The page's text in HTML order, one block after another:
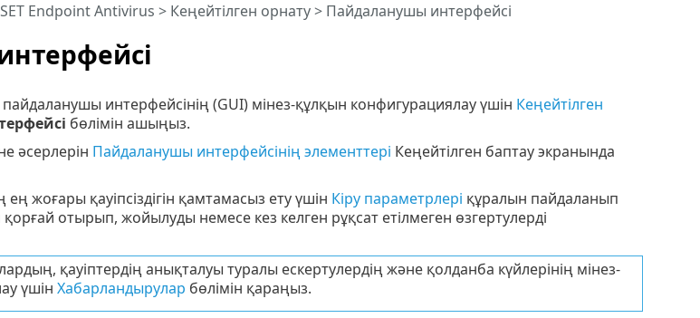
Endpoint Antivirus > Кеңейтілген орнату> Пайдаланушы интерфейсі
интерфейсінің (GUI) мінез-құлқын конфигурациялау үшін Кеңейтілген
бөлімін ашыңыз.
әсерлерін Пайдаланушы интерфейсінің элементтері Кеңейтілген баптау экранында
ең жоғары қауіпсіздігін қамтамасыз ету үшін Кіру параметрлері құралын пайдаланып
отырып, жойылуды немесе кез келген рұқсат етілмеген өзгертулерді
қауіптердің анықталуы туралы ескертулердің және қолданба күйлерінің мінез-
үшін Хабарландырулар бөлімін қараңыз.